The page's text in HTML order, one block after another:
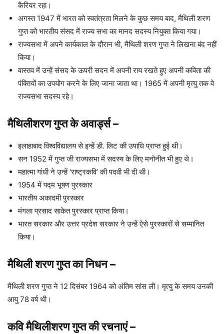
कैरियर रहा।
अगस्त 1947 में भारत को स्वतंत्रता मिलने के कुछ समय बाद, मैथिली शरण
गुप्त को भारतीय संसद में राज्य सभा का मानद सदस्य नियुक्त किया गया।
राज्यसभा में अपने कार्यकाल के दौरान भी, मैथिली शरण गुप्त ने लिखना बंद नहीं
किया।
वास्तव में उन्हें संसद के ऊपरी सदन में अपनी राय रखते हुए अपनी कविता की
पंक्तियों का उपयोग करने के लिए जाना जाता था। 1965 में अपनी मृत्यु तक वे
राज्यसभा सदस्य रहे।
मैथिलीशरण गुप्त के अवार्ड्स–
इलाहाबाद विश्वविद्यालय से इन्हें डी. लिट की उपाधि प्राप्त हुई थी।
सन 1952 में गुप्त जी राज्यसभा में सदस्य के लिए मनोनीत भी हुए थे।
महात्मा गांधी ने उन्हें ‘राष्ट्रकवि’ की पदवी भी दी थी।
1954 में पद्म भूषण पुरस्कार
भारतीय अकादमी पुरस्कार
मंगला प्रसाद साकेत पुरस्कार प्राप्त किया।
भारत सरकार और उत्तर प्रदेश सरकार ने उन्हें ऐसे पुरस्कारों से सम्मानित
किया।
मैथिली शरण गुप्त का निधन–
मैथिली शरण गुप्त ने 12 दिसंबर 1964 को अंतिम सांस ली। मृत्यु के समय उनकी
आयु 78 वर्ष थी।
कवि मैथिलीशरण गुप्त की रचनाएं–